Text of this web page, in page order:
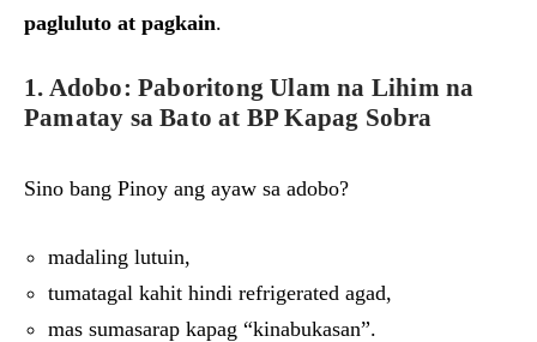
pagluluto at pagkain.
1. Adobo: Paboritong Ulam na Lihim na
Pamatay sa Bato at BP Kapag Sobra
Sino bang Pinoy ang ayaw sa adobo?
madaling lutuin,
tumatagal kahit hindi refrigerated agad,
mas sumasarap kapag “kinabukasan”.